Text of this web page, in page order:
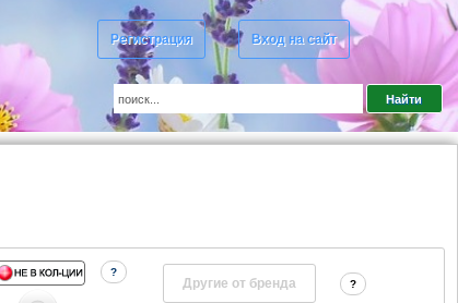
Регистрация Вход на сайт
?
Другие от бренда ?